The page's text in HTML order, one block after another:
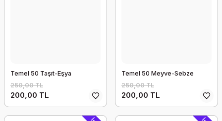
Temel 50 Taşıt-Eşya
250,00 TL
200,00 TL
Temel 50 Meyve-Sebze
250,00 TL
200,00 TL